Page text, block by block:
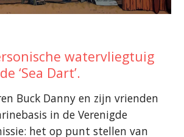
watervliegtuig
‘Sea Dart’.
Buck Danny en zijn vrienden
in de Verenigde
het op punt stellen van